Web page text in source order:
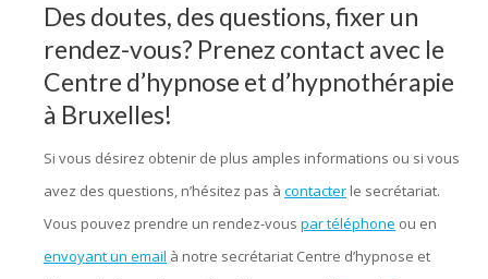
Des doutes, des questions, fixer un
rendez-vous? Prenez contact avec le
Centre d’hypnose et d’hypnothérapie
à Bruxelles!
Si vous désirez obtenir de plus amples informations ou si vous
avez des questions, n’hésitez pas à contacter le secrétariat.
Vous pouvez prendre un rendez-vous par téléphone ou en
envoyant un email à notre secrétariat Centre d’hypnose et